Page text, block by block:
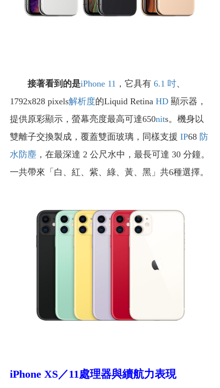
接著看到的是iPhone 11 ，它具有 6.1 吋、
1792x828 pixels解析度的Liquid Retina HD 顯示器，
提供原彩顯示，螢幕亮度最高可達650nits。機身以
雙離子交換製成，覆蓋雙面玻璃，同樣支援 IP68 防
水防塵 ，在最深達 2 公尺水中，最長可達 30 分鐘。
一共帶來「白、紅、紫、綠、黃、黑」共6種選擇。
iPhone XS／11處理器與續航力表現